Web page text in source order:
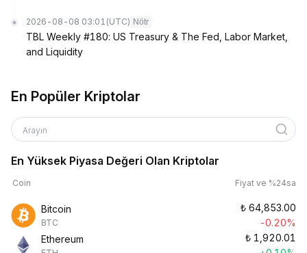
2026-08-08 03:01 (UTC) Nötr
TBL Weekly #180: US Treasury & The Fed, Labor Market,
and Liquidity
En Popüler Kriptolar
Arayın
En Yüksek Piyasa Değeri Olan Kriptolar
Coin Fiyat ve %24sa
Bitcoin
BTC
₺ 64,853.00
-0.20%
Ethereum
₺ 1,920.01